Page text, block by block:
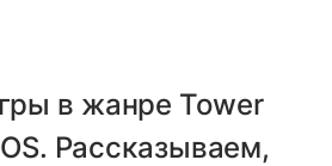
в жанре Tower
Рассказываем,